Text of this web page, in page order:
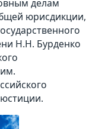
делам
юрисдикции,
Н.Н. Бурденко